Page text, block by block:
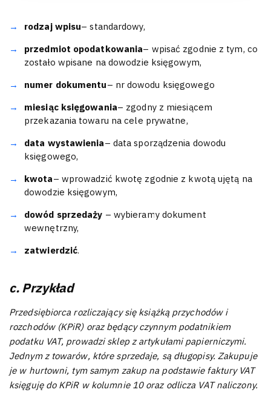
rodzaj wpisu– standardowy,
przedmiot opodatkowania– wpisać zgodnie z tym, co
zostało wpisane na dowodzie księgowym,
numer dokumentu– nr dowodu księgowego
miesiąc księgowania– zgodny z miesiącem
przekazania towaru na cele prywatne,
data wystawienia– data sporządzenia dowodu
księgowego,
kwota– wprowadzić kwotę zgodnie z kwotą ujętą na
dowodzie księgowym,
dowód sprzedaży – wybieramy dokument
wewnętrzny,
zatwierdzić.
c. Przykład
Przedsiębiorca rozliczający się książką przychodów i
rozchodów (KPiR) oraz będący czynnym podatnikiem
podatku VAT, prowadzi sklep z artykułami papierniczymi.
Jednym z towarów, które sprzedaje, są długopisy. Zakupuje
je w hurtowni, tym samym zakup na podstawie faktury VAT
księguję do KPiR w kolumnie 10 oraz odlicza VAT naliczony.